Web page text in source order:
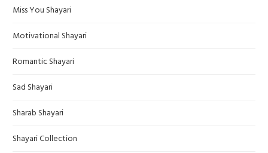
Miss You Shayari
Motivational Shayari
Romantic Shayari
Sad Shayari
Sharab Shayari
Shayari Collection